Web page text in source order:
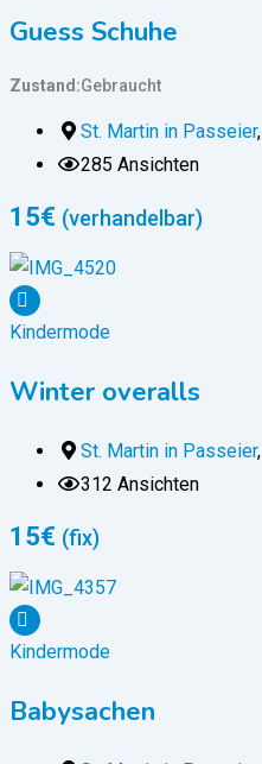
Guess Schuhe
Zustand Gebraucht
St. Martin in Passeier,
285 Ansichten
15€ (verhandelbar)
Kindermode
Winter overalls
St. Martin in Passeier,
312 Ansichten
15€ (fix)
Kindermode
Babysachen